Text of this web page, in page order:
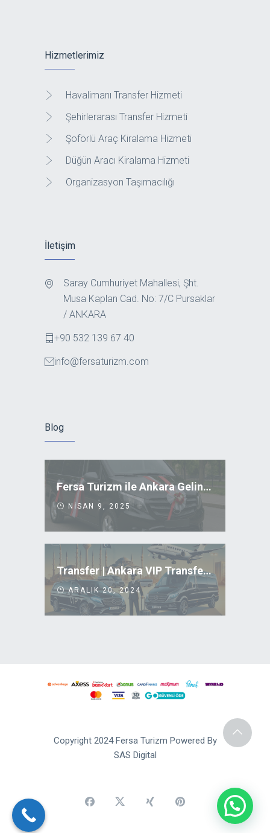
Hizmetlerimiz
Havalimanı Transfer Hizmeti
Şehirlerarası Transfer Hizmeti
Şoförlü Araç Kiralama Hizmeti
Düğün Aracı Kiralama Hizmeti
Organizasyon Taşımacılığı
İletişim
Saray Cumhuriyet Mahallesi, Şht.
Musa Kaplan Cad. No: 7/C Pursaklar
/ ANKARA
+90 532 139 67 40
info@fersaturizm.com
Blog
Fersa Turizm ile Ankara Gelin Arabası Kiralama
NISAN 9, 2025
Transfer | Ankara VIP Transfer Uygun Fiyatlar
ARALIK 20, 2024
Copyright 2024 Fersa Turizm Powered By
SAS Digital